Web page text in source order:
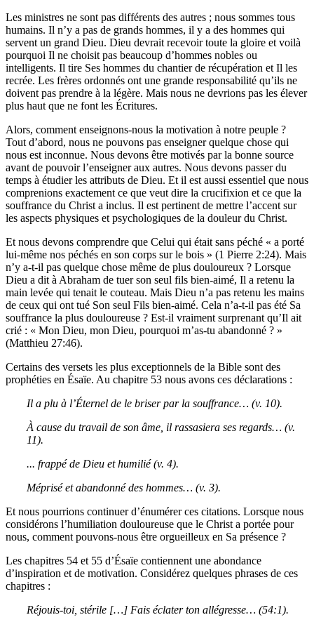
Les ministres ne sont pas différents des autres ; nous sommes tous
humains. Il n’y a pas de grands hommes, il y a des hommes qui
servent un grand Dieu. Dieu devrait recevoir toute la gloire et voilà
pourquoi Il ne choisit pas beaucoup d’hommes nobles ou
intelligents. Il tire Ses hommes du chantier de récupération et Il les
recrée. Les frères ordonnés ont une grande responsabilité qu’ils ne
doivent pas prendre à la légère. Mais nous ne devrions pas les élever
plus haut que ne font les Écritures.
Alors, comment enseignons-nous la motivation à notre peuple ?
Tout d’abord, nous ne pouvons pas enseigner quelque chose qui
nous est inconnue. Nous devons être motivés par la bonne source
avant de pouvoir l’enseigner aux autres. Nous devons passer du
temps à étudier les attributs de Dieu. Et il est aussi essentiel que nous
comprenions exactement ce que veut dire la crucifixion et ce que la
souffrance du Christ a inclus. Il est pertinent de mettre l’accent sur
les aspects physiques et psychologiques de la douleur du Christ.
Et nous devons comprendre que Celui qui était sans péché « a porté
lui-même nos péchés en son corps sur le bois » (1 Pierre 2:24). Mais
n’y a-t-il pas quelque chose même de plus douloureux ? Lorsque
Dieu a dit à Abraham de tuer son seul fils bien-aimé, Il a retenu la
main levée qui tenait le couteau. Mais Dieu n’a pas retenu les mains
de ceux qui ont tué Son seul Fils bien-aimé. Cela n’a-t-il pas été Sa
souffrance la plus douloureuse ? Est-il vraiment surprenant qu’Il ait
crié : « Mon Dieu, mon Dieu, pourquoi m’as-tu abandonné ? »
(Matthieu 27:46).
Certains des versets les plus exceptionnels de la Bible sont des
prophéties en Ésaïe. Au chapitre 53 nous avons ces déclarations :
Il a plu à l’Éternel de le briser par la souffrance… (v. 10).
À cause du travail de son âme, il rassasiera ses regards… (v.
11).
... frappé de Dieu et humilié (v. 4).
Méprisé et abandonné des hommes… (v. 3).
Et nous pourrions continuer d’énumérer ces citations. Lorsque nous
considérons l’humiliation douloureuse que le Christ a portée pour
nous, comment pouvons-nous être orgueilleux en Sa présence ?
Les chapitres 54 et 55 d’Ésaïe contiennent une abondance
d’inspiration et de motivation. Considérez quelques phrases de ces
chapitres :
Réjouis-toi, stérile […] Fais éclater ton allégresse… (54:1).